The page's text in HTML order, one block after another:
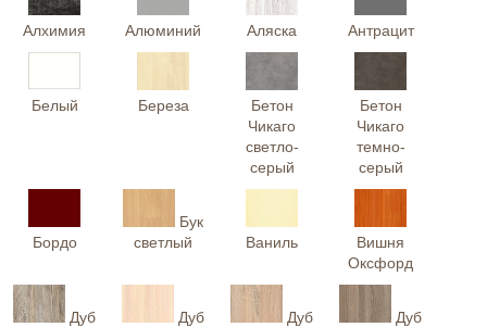
Алхимия Алюминий Аляска Антрацит
Белый Береза
Бетон
Чикаго
светло-
серый
Бетон
Чикаго
темно-
серый
Бордо
Бук
светлый
Ваниль
Вишня
Оксфорд
Дуб
Дуб
Дуб
Дуб